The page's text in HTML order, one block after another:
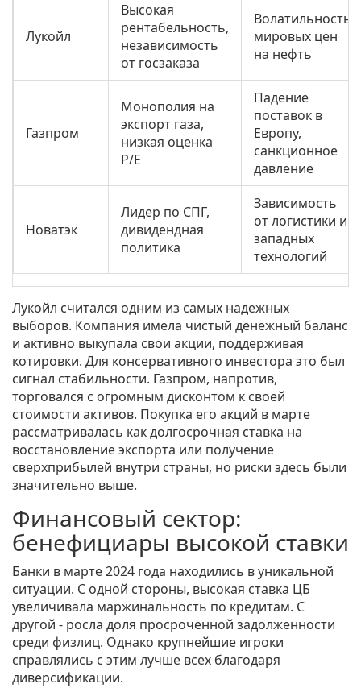
Лукойл
Высокая
рентабельность,
независимость
от госзаказа
Волатильность
мировых цен
на нефть
Газпром
Монополия на
экспорт газа,
низкая оценка
P/E
Падение
поставок в
Европу,
санкционное
давление
Новатэк
Лидер по СПГ,
дивидендная
политика
Зависимость
от логистики и
западных
технологий
Лукойл считался одним из самых надежных
выборов. Компания имела чистый денежный баланс
и активно выкупала свои акции, поддерживая
котировки. Для консервативного инвестора это был
сигнал стабильности. Газпром, напротив,
торговался с огромным дисконтом к своей
стоимости активов. Покупка его акций в марте
рассматривалась как долгосрочная ставка на
восстановление экспорта или получение
сверхприбылей внутри страны, но риски здесь были
значительно выше.
Финансовый сектор:
бенефициары высокой ставки
Банки в марте 2024 года находились в уникальной
ситуации. С одной стороны, высокая ставка ЦБ
увеличивала маржинальность по кредитам. С
другой - росла доля просроченной задолженности
среди физлиц. Однако крупнейшие игроки
справлялись с этим лучше всех благодаря
диверсификации.